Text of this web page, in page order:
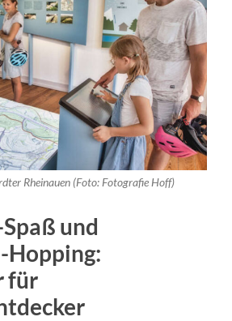
Rheinauen (Foto: Fotografie Hoff)
und
Hopping:
für